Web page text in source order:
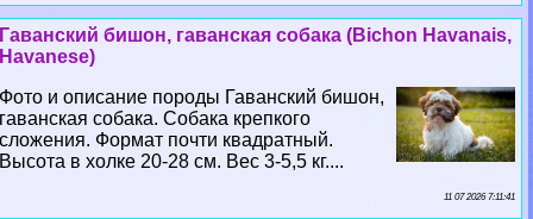
Гаванский бишон, гаванская собака (Bichon Havanais,
Havanese)
Фото и описание породы Гаванский бишон,
гаванская собака. Собака крепкого
сложения. Формат почти квадратный.
Высота в холке 20-28 см. Вес 3-5,5 кг....
11 07 2026 7:11:41